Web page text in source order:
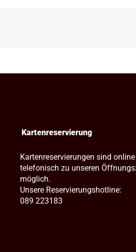
Kartenreservierung
Kartenreservierungen sind
telefonisch zu unseren
möglich.
Unsere Reservierungshotline:
089 223183